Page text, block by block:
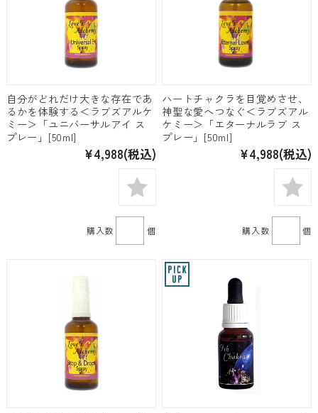
自分がどれだけ大きな存在であ
るかを体験する＜ラブズアルケ
ミー＞「ユニバーサルアイ ス
プレー」[50ml]
¥4,988(税込)
購入数 個
ハートチャクラを目覚めさせ、
神聖な愛へつなぐ＜ラブズアル
ケミー＞「エターナルラブ ス
プレー」[50ml]
¥4,988(税込)
購入数 個